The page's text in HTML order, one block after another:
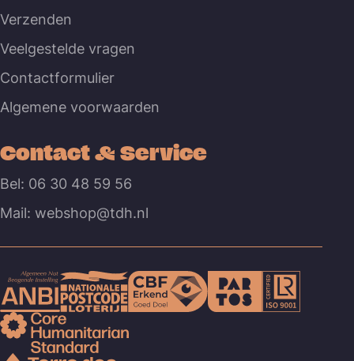
Verzenden
Veelgestelde vragen
Contactformulier
Algemene voorwaarden
Contact & Service
Bel: 06 30 48 59 56
Mail: webshop@tdh.nl